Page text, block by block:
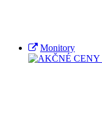
Monitory